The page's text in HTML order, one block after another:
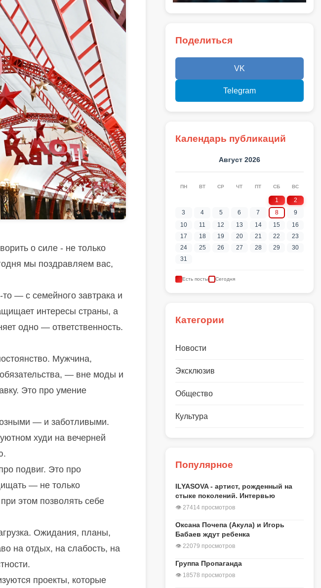
о силе - не только
мы поздравляем вас,
— с семейного завтрака и
интересы страны, а
одно — ответственность.
Мужчина,
— вне моды и
Это про умение
— и заботливыми.
худи на вечерней
подвиг. Это про
— не только
этом позволять себе
Ожидания, планы,
на отдых, на слабость, на
проекты, которые
Поделиться
VK
Telegram
Календарь публикаций
Август 2026
ПН ВТ СР ЧТ ПТ СБ ВС
1
2
3
4 5 6 7 8
9
10
11 12 13 14 15
16
17
18 19 20 21 22
23
24
25 26 27 28 29
30
31
Есть посты Сегодня
Категории
Новости
Эксклюзив
Общество
Культура
Популярное
ILYASOVA - артист, рожденный на
стыке поколений. Интервью
👁 27414 просмотров
Оксана Почепа (Акула) и Игорь
Бабаев ждут ребенка
👁 22079 просмотров
Группа Пропаганда
👁 18578 просмотров